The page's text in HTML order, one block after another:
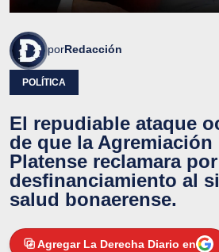
porRedacción
POLÍTICA
El repudiable ataque
de que la Agremiación
Platense reclamara
desfinanciamiento al
salud bonaerense.
Agregar La Derecha Diario en